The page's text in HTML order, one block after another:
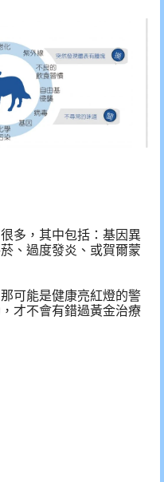
多，其中包括：基因異
、過度發炎、或賀爾蒙
可能是健康亮紅燈的警
才不會有錯過黃金治療